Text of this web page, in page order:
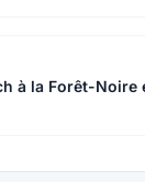
à la Forêt-Noire